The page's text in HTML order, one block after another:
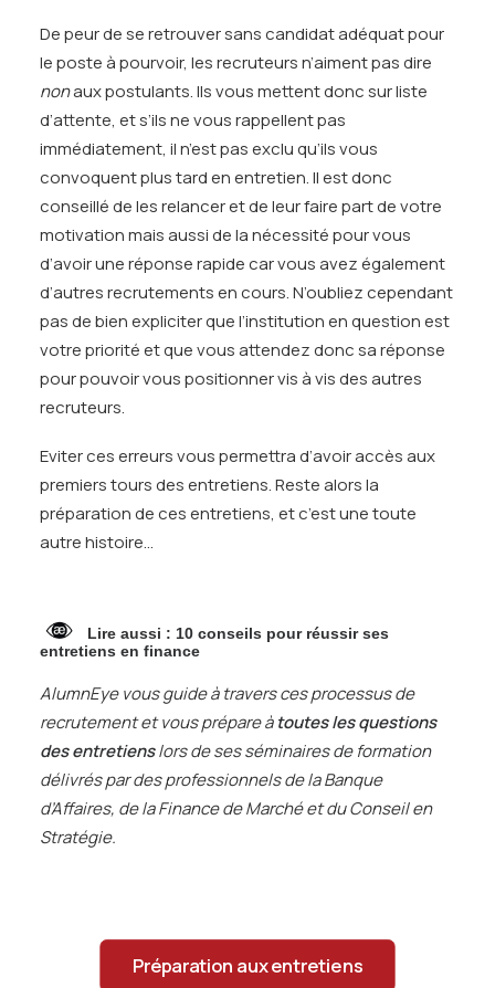
De peur de se retrouver sans candidat adéquat pour
le poste à pourvoir, les recruteurs n’aiment pas dire
nonaux postulants. Ils vous mettent donc sur liste
d’attente, et s’ils ne vous rappellent pas
immédiatement, il n’est pas exclu qu’ils vous
convoquent plus tard en entretien. Il est donc
conseillé de les relancer et de leur faire part de votre
motivation mais aussi de la nécessité pour vous
d’avoir une réponse rapide car vous avez également
d’autres recrutements en cours. N’oubliez cependant
pas de bien expliciter que l’institution en question est
votre priorité et que vous attendez donc sa réponse
pour pouvoir vous positionner vis à vis des autres
recruteurs.
Eviter ces erreurs vous permettra d’avoir accès aux
premiers tours des entretiens. Reste alors la
préparation de ces entretiens, et c’est une toute
autre histoire…
Lire aussi : 10 conseils pour réussir ses
entretiens en finance
AlumnEye vous guide à travers ces processus de
recrutement et vous prépare àtoutes les questions
des entretienslors de sesséminaires de formation
délivrés par des professionnels de la Banque
d’Affaires, de la Finance de Marché et du Conseil en
Stratégie.
Préparation aux entretiens